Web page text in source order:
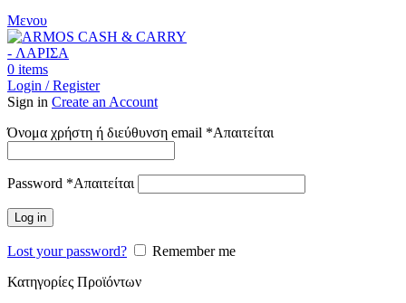
Μενου
0 items
Login / Register
Sign in Create an Account
Όνομα χρήστη ή διεύθυνση email *Απαιτείται
Password *Απαιτείται
Log in
Lost your password?
Remember me
Κατηγορίες Προϊόντων